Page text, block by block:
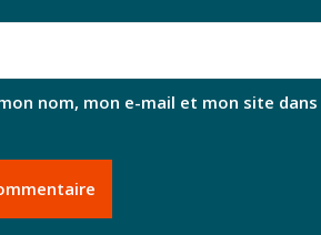
nom, mon e-mail et mon site